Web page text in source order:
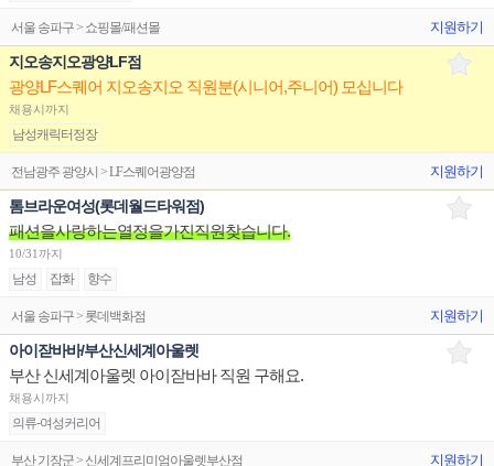
서울 송파구 > 쇼핑몰/패션몰 지원하기
지오송지오광양LF점
광양LF스퀘어 지오송지오 직원분(시니어,주니어) 모십니다
채용시까지
남성캐릭터정장
전남광주 광양시 > LF스퀘어광양점 지원하기
톰브라운여성(롯데월드타워점)
패션을사랑하는열정을가진직원찾습니다.
10/31까지
남성 잡화 향수
서울 송파구 > 롯데백화점 지원하기
아이잗바바/부산신세계아울렛
부산 신세계아울렛 아이잗바바 직원 구해요.
채용시까지
의류-여성커리어
부산 기장군 > 신세계프리미엄아울렛부산점 지원하기